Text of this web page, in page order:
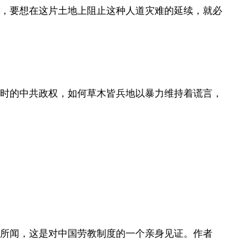
要想在这片土地上阻止这种人道灾难的延续，就必
中共政权，如何草木皆兵地以暴力维持着谎言，
闻，这是对中国劳教制度的一个亲身见证。作者